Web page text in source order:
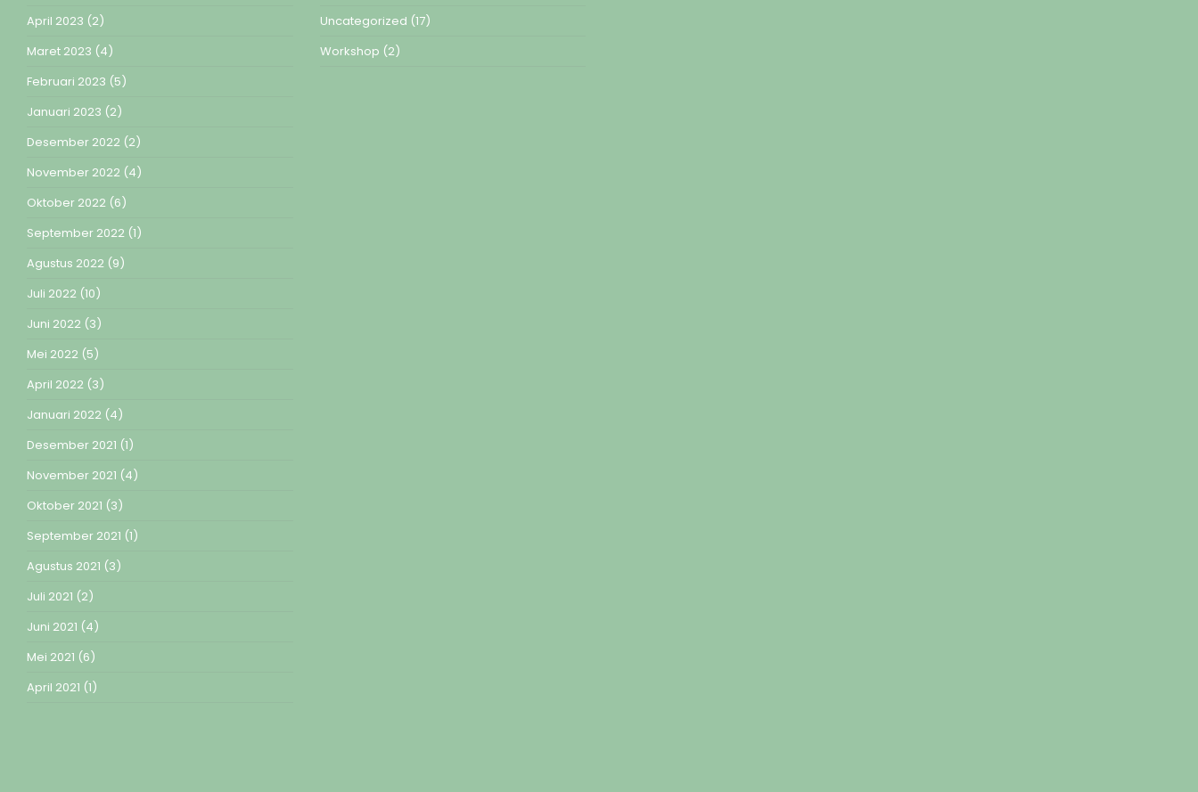
April 2023 (2)
Maret 2023 (4)
Februari 2023 (5)
Januari 2023 (2)
Desember 2022 (2)
November 2022 (4)
Oktober 2022 (6)
September 2022 (1)
Agustus 2022 (9)
Juli 2022 (10)
Juni 2022 (3)
Mei 2022 (5)
April 2022 (3)
Januari 2022 (4)
Desember 2021 (1)
November 2021 (4)
Oktober 2021 (3)
September 2021 (1)
Agustus 2021 (3)
Juli 2021 (2)
Juni 2021 (4)
Mei 2021 (6)
April 2021 (1)
Uncategorized (17)
Workshop (2)